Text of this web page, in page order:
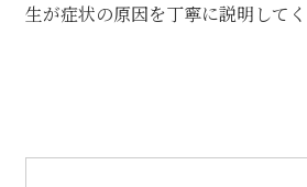
生が症状の原因を丁寧に説明して